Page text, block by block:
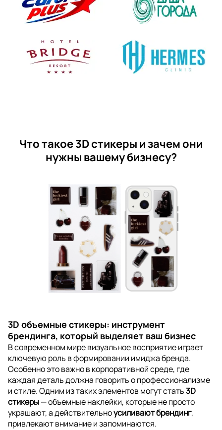
Что такое 3D стикеры и зачем они
нужны вашему бизнесу?
3D объемные стикеры: инструмент
брендинга, который выделяет ваш бизнес
В современном мире визуальное восприятие играет
ключевую роль в формировании имиджа бренда.
Особенно это важно в корпоративной среде, где
каждая деталь должна говорить о профессионализме
и стиле. Одним из таких элементов могут стать3D
стикеры— объемные наклейки, которые не просто
украшают, а действительноусиливают брендинг,
привлекают внимание и запоминаются.